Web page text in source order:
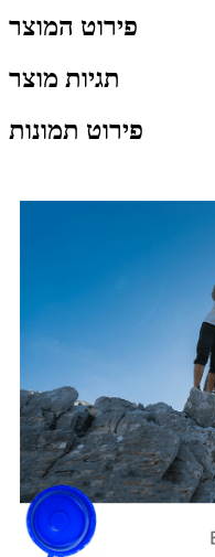
פירוט המוצר
תגיות מוצר
פירוט תמונות